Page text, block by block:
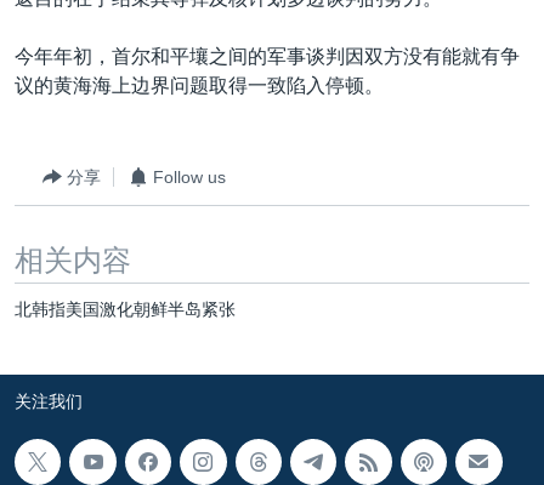
全球议题
环境
美国建国250周年
美国之音专访
重要讲话与声明
台海两岸关系
南中国海争端
关注我们
其他语言网站
今年年初，首尔和平壤之间的军事谈判因双方没有能就有争
议的黄海海上边界问题取得一致陷入停顿。
分享 Follow us
相关内容
北韩指美国激化朝鲜半岛紧张
关注我们